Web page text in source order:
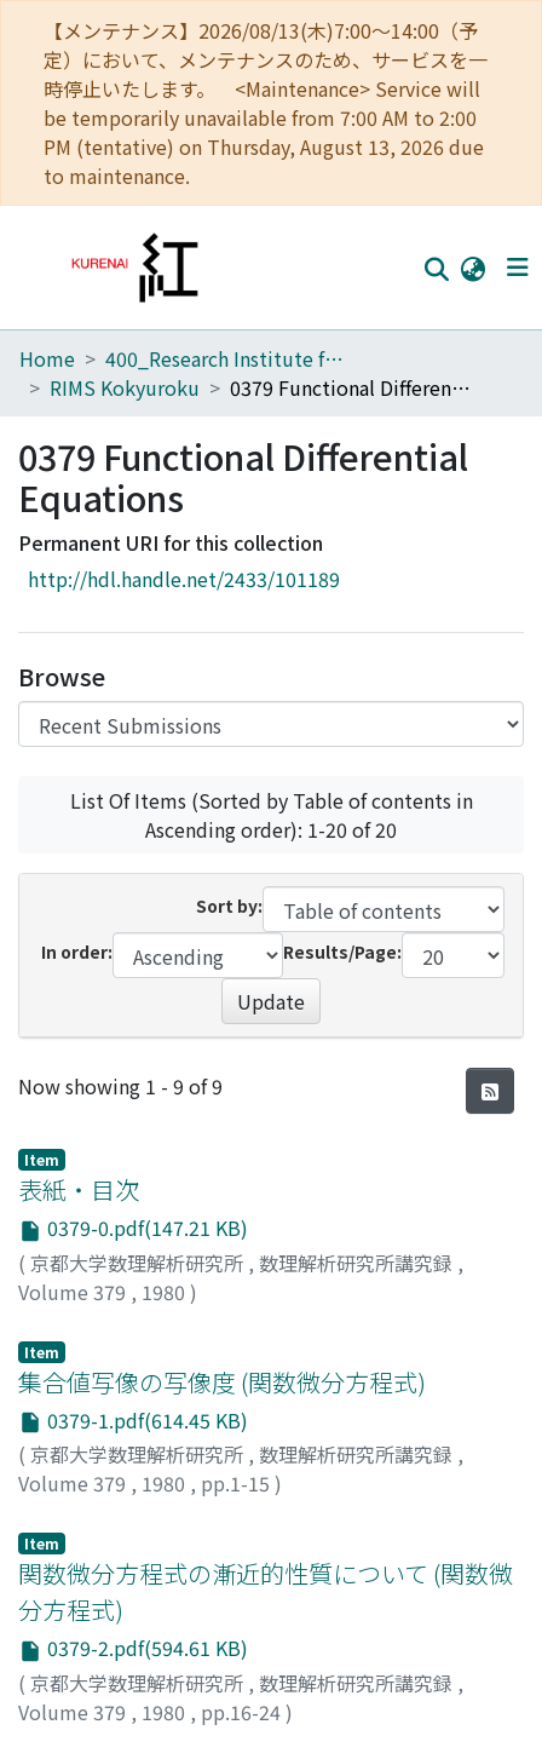
【メンテナンス】2026/08/13(木)7:00～14:00（予
定）において、メンテナンスのため、サービスを一
時停止いたします。 <Maintenance> Service will
be temporarily unavailable from 7:00 AM to 2:00
PM (tentative) on Thursday, August 13, 2026 due
to maintenance.
Home
Browse
Download Ranking
Access Statistics
Home
400_Research Institute for Mathematical Sciences
RIMS Kokyuroku
0379 Functional Differential Equations
0379 Functional Differential
Equations
Permanent URI for this collection
http://hdl.handle.net/2433/101189
Browse
List Of Items (Sorted by Table of contents in
Ascending order): 1-20 of 20
Sort by:
In order:
Results/Page:
Update
Recent Submissions
Now showing 1 - 9 of 9
Item
表紙・目次
0379-0.pdf(147.21 KB)
( 京都大学数理解析研究所 , 数理解析研究所講究録 ,
Volume 379 , 1980 )
Item
集合値写像の写像度 (関数微分方程式)
0379-1.pdf(614.45 KB)
( 京都大学数理解析研究所 , 数理解析研究所講究録 ,
Volume 379 , 1980 , pp.1-15 )
Item
関数微分方程式の漸近的性質について (関数微
分方程式)
0379-2.pdf(594.61 KB)
( 京都大学数理解析研究所 , 数理解析研究所講究録 ,
Volume 379 , 1980 , pp.16-24)